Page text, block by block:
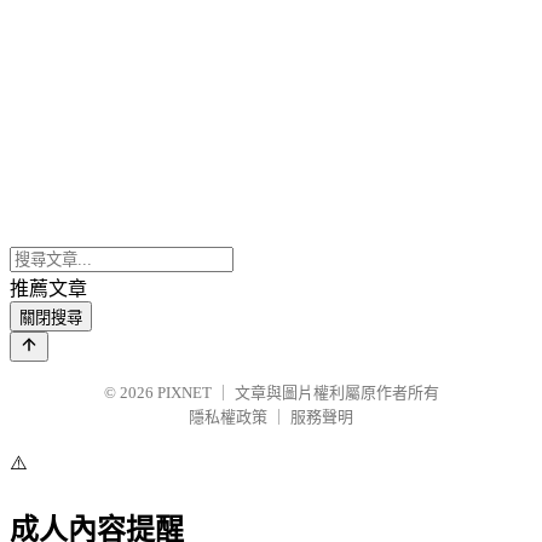
推薦文章
關閉搜尋
© 2026 PIXNET
文章與圖片權利屬原作者所有
隱私權政策
服務聲明
⚠️
成人內容提醒